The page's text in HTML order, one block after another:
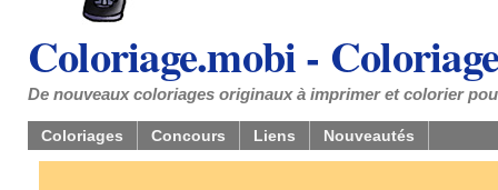
Coloriage.mobi -
De nouveaux coloriages originaux à imprimer et colorier
Coloriages Concours Liens Nouveautés